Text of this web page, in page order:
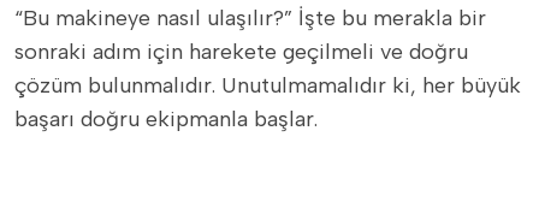
“Bu makineye nasıl ulaşılır?” İşte bu merakla bir
sonraki adım için harekete geçilmeli ve doğru
çözüm bulunmalıdır. Unutulmamalıdır ki, her büyük
başarı doğru ekipmanla başlar.